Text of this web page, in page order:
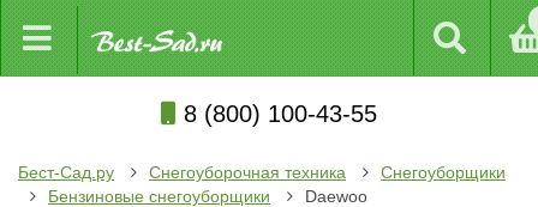
8 (800) 100-43-55
Бест-Сад.ру Снегоуборочная техника
Снегоуборщики
Бензиновые снегоуборщики
Daewoo